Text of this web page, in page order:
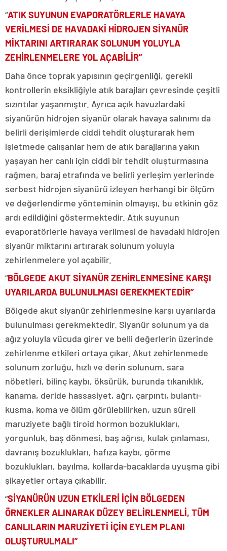
“ATIK SUYUNUN EVAPORATÖRLERLE HAVAYA
VERİLMESİ DE HAVADAKİ HİDROJEN SİYANÜR
MİKTARINI ARTIRARAK SOLUNUM YOLUYLA
ZEHİRLENMELERE YOL AÇABİLİR”
Daha önce toprak yapısının geçirgenliği, gerekli
kontrollerin eksikliğiyle atık barajları çevresinde çeşitli
sızıntılar yaşanmıştır. Ayrıca açık havuzlardaki
siyanürün hidrojen siyanür olarak havaya salınımı da
belirli derişimlerde ciddi tehdit oluşturarak hem
işletmede çalışanlar hem de atık barajlarına yakın
yaşayan her canlı için ciddi bir tehdit oluşturmasına
rağmen, baraj etrafında ve belirli yerleşim yerlerinde
serbest hidrojen siyanürü izleyen herhangi bir ölçüm
ve değerlendirme yönteminin olmayışı, bu etkinin göz
ardı edildiğini göstermektedir. Atık suyunun
evaporatörlerle havaya verilmesi de havadaki hidrojen
siyanür miktarını artırarak solunum yoluyla
zehirlenmelere yol açabilir.
“BÖLGEDE AKUT SİYANÜR ZEHİRLENMESİNE KARŞI
UYARILARDA BULUNULMASI GEREKMEKTEDİR”
Bölgede akut siyanür zehirlenmesine karşı uyarılarda
bulunulması gerekmektedir. Siyanür solunum ya da
ağız yoluyla vücuda girer ve belli değerlerin üzerinde
zehirlenme etkileri ortaya çıkar. Akut zehirlenmede
solunum zorluğu, hızlı ve derin solunum, sara
nöbetleri, bilinç kaybı, öksürük, burunda tıkanıklık,
kanama, deride hassasiyet, ağrı, çarpıntı, bulantı-
kusma, koma ve ölüm görülebilirken, uzun süreli
maruziyete bağlı tiroid hormon bozuklukları,
yorgunluk, baş dönmesi, baş ağrısı, kulak çınlaması,
davranış bozuklukları, hafıza kaybı, görme
bozuklukları, bayılma, kollarda-bacaklarda uyuşma gibi
şikayetler ortaya çıkabilir.
“SİYANÜRÜN UZUN ETKİLERİ İÇİN BÖLGEDEN
ÖRNEKLER ALINARAK DÜZEY BELİRLENMELİ, TÜM
CANLILARIN MARUZİYETİ İÇİN EYLEM PLANI
OLUŞTURULMALI”